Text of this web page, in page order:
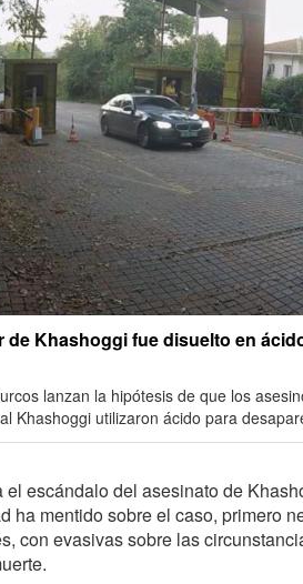
de Khashoggi fue disuelto en
lanzan la hipótesis de que los
Khashoggi utilizaron ácido para
el escándalo del asesinato de
ha mentido sobre el caso, primero
con evasivas sobre las